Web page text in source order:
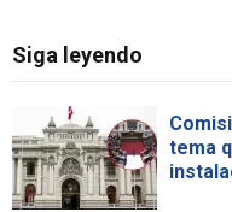
Siga leyendo
tema